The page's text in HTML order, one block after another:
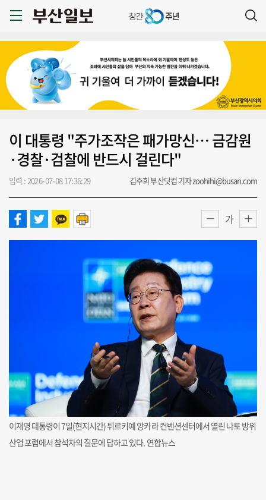
이 대통령 "주가조작은 패가망신… 금감원
·경찰·검찰에 반드시 걸린다"
입력 : 2026-07-08 17:36:29 김주희 부산닷컴 기자 zoohihi@busan.com
가
이재명 대통령이 7일(현지시간) 튀르키예 앙카라 컨벤션센터에서 열린 나토 방위
산업 포럼에서 참석자의 질문에 답하고 있다. 연합뉴스